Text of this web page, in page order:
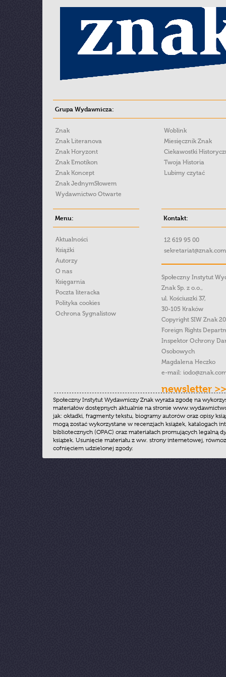
Grupa Wydawnicza:
Znak
Znak Literanova
Znak Horyzont
Znak Emotikon
Znak Koncept
Znak JednymSłowem
Wydawnictwo Otwarte
Woblink
Miesięcznik Znak
Ciekawostki
Twoja Historia
Lubimy czytać
Menu:
Aktualności
Książki
Autorzy
O nas
Księgarnia
Poczta literacka
Polityka cookies
Ochrona Sygnalistow
Kontakt:
12 619 95 00
Społeczny Instytut
Znak Sp. z o.o.,
ul. Kościuszki 37,
30-105 Kraków
Copyright SIW Znak
Foreign Rights
Inspektor Ochrony
Osobowych
Magdalena Heczko
e-mail:
newsletter >>
Społeczny Instytut Wydawniczy Znak wyraża zgodę na
materiałów dostępnych aktualnie na stronie
jak: okładki, fragmenty tekstu, biogramy autorów oraz opisy
mogą zostać wykorzystane w recenzjach książek, katalogach
bibliotecznych (OPAC) oraz materiałach promujących legalną
książek. Usunięcie materiału z ww. strony internetowej,
cofnięciem udzielonej zgody.